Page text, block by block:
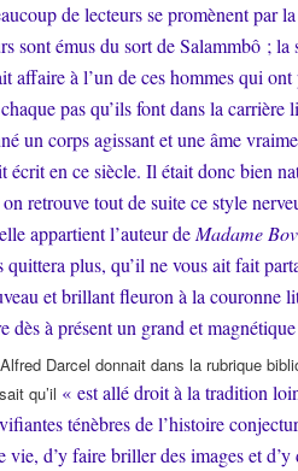
de lecteurs se promènent par
sont émus du sort de Salammbô ;
affaire à l’un de ces hommes qui
pas qu’ils font dans la carrière
un corps agissant et une âme
écrit en ce siècle. Il était donc bien
on retrouve tout de suite ce style
appartient l’auteur deMadame
quittera plus, qu’il ne vous ait fait
et brillant fleuron à la couronne
dès à présent un grand et
Darcel donnait dans la rubrique
qu’il « est allé droit à la tradition
ténèbres de l’histoire
vie, d’y faire briller des images et